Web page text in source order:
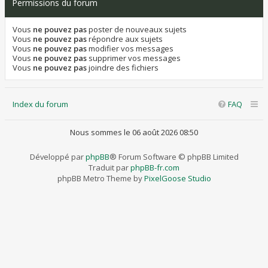
Permissions du forum
Vous ne pouvez pasposter de nouveaux sujets
Vous ne pouvez pasrépondre aux sujets
Vous ne pouvez pasmodifier vos messages
Vous ne pouvez pas supprimer vos messages
Vous ne pouvez pasjoindre des fichiers
Index du forum FAQ
Nous sommes le 06 août 2026 08:50
Développé parphpBB® Forum Software © phpBB Limited
Traduit parphpBB-fr.com
phpBB Metro Theme byPixelGoose Studio